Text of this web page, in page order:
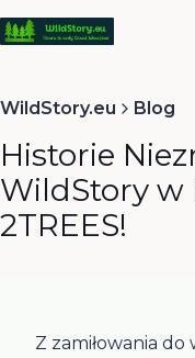
WildStory.eu Blog
Historie
WildStory w
2TREES!
Z zamiłowania do